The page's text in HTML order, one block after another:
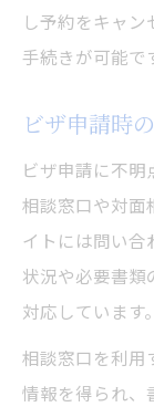
し予約をキャ
手続きが可能で
ビザ申請時
ビザ申請に不
相談窓口や対面
イトには問い合
状況や必要書類
対応しています。
相談窓口を利用
情報を得られ、